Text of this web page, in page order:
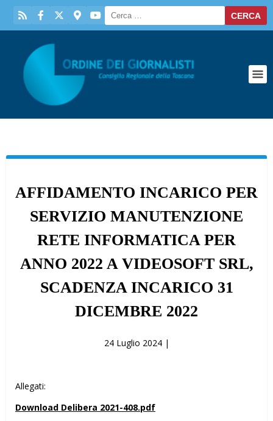
AFFIDAMENTO INCARICO PER
SERVIZIO MANUTENZIONE
RETE INFORMATICA PER
ANNO 2022 A VIDEOSOFT SRL,
SCADENZA INCARICO 31
DICEMBRE 2022
24 Luglio 2024 |
Allegati:
Download Delibera 2021-408.pdf